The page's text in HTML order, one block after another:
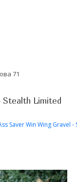
71
Stealth Limited
Saver Win Wing Gravel -